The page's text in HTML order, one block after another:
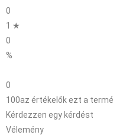
0
1 ★
0
%
0
100az értékelők ezt a
Kérdezzen egy kérdést
Vélemény